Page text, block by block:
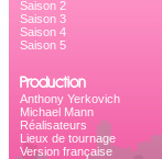
Saison 2
Saison 3
Saison 4
Saison 5
Production
Anthony Yerkovich
Michael Mann
Réalisateurs
Lieux de tournage
Version française